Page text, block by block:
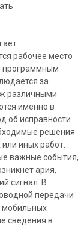
рабочее место
программным
за
различными
именно в
об исправности
решения
иных работ.
важные события,
ария,
сигнал. В
передачи
мобильных
сведения в